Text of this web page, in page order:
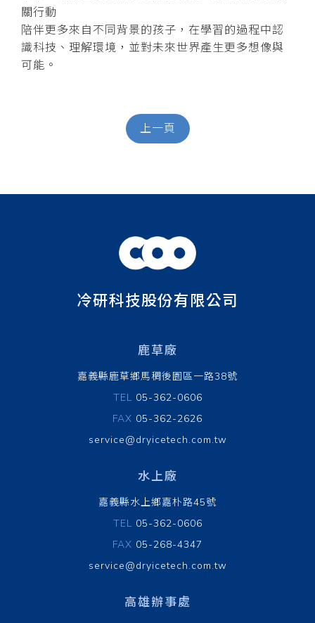
關行動
陪伴更多來自不同背景的孩子，在學習的過程中認
識科技、理解環境，並對未來世界產生更多想像與
可能。
上一頁
冷研科技股份有限公司
鹿草廠
嘉義縣鹿草鄉馬稠後園區一路38號
TEL 05-362-0606
FAX 05-362-2626
service@dryicetech.com.tw
水上廠
嘉義縣水上鄉嘉朴路45號
TEL 05-362-0606
FAX 05-268-4347
service@dryicetech.com.tw
高雄辦事處